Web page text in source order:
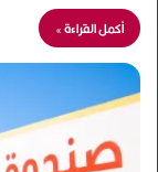
أكمل القراءة »